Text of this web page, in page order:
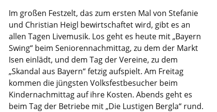
Im großen Festzelt, das zum ersten Mal von Stefanie
und Christian Heigl bewirtschaftet wird, gibt es an
allen Tagen Livemusik. Los geht es heute mit „Bayern
Swing“ beim Seniorennachmittag, zu dem der Markt
Isen einlädt, und dem Tag der Vereine, zu dem
„Skandal aus Bayern“ fetzig aufspielt. Am Freitag
kommen die jüngsten Volksfestbesucher beim
Kindernachmittag auf ihre Kosten. Abends geht es
beim Tag der Betriebe mit „Die Lustigen Bergla“ rund.